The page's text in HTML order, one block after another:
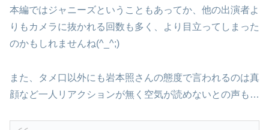
本編ではジャニーズということもあってか、他の出演者よ
りもカメラに抜かれる回数も多く、より目立ってしまった
のかもしれませんね(^_^;)
また、タメ口以外にも岩本照さんの態度で言われるのは真
顔など一人リアクションが無く空気が読めないとの声も…